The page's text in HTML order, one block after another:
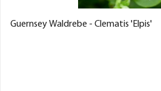
Guernsey Waldrebe - Clematis 'Elpis'